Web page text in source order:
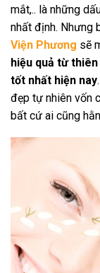
mắt,.. là những
nhất định. Nhưng
Viện Phương sẽ
hiệu quả từ
tốt nhất hiện nay
đẹp tự nhiên vốn
bất cứ ai cũng